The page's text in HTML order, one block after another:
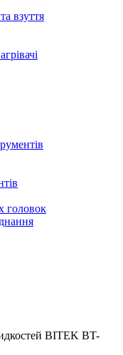
взуття
головок
BITEK BT-